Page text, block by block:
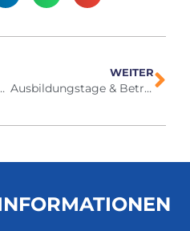
Oktober 2024
WEITER
Ausbildungstage & Betriebsausflug, 19-21 Nov 2024